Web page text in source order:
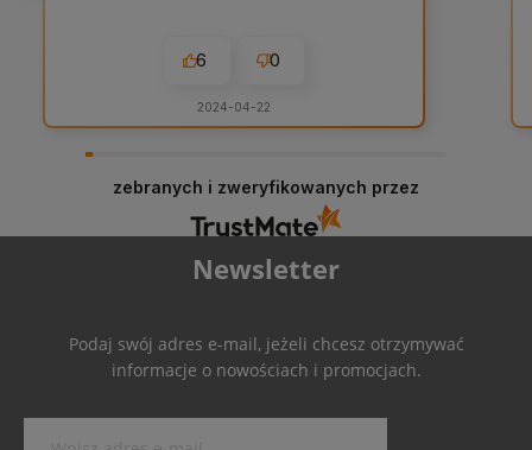
6 0
2024-04-22
zebranych i zweryfikowanych przez
Newsletter
Podaj swój adres e-mail, jeżeli chcesz otrzymywać
informacje o nowościach i promocjach.